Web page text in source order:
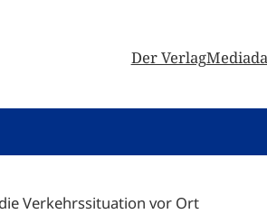
Der Verlag
Verkehrssituation vor Ort